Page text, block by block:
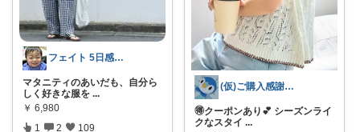
フェイト 5日感謝です😊
マタニティのあいだも、自分ら
しく好きな服を ...
￥ 6,980
1 2 109
(仮)ご購入感謝致します😊
🉐クーポンあり💕 シーズンライ
クなスタイ ...